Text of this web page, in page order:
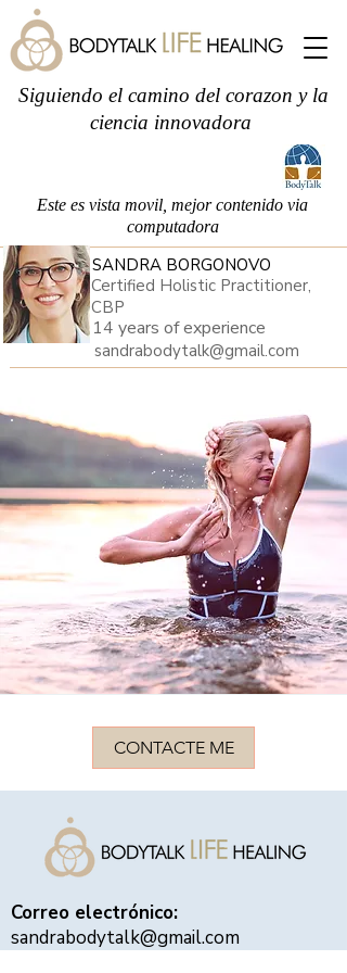
Siguiendo el camino del corazon y la
ciencia innovadora
Este es vista movil, mejor contenido via
computadora
SANDRA BORGONOVO
Certified Holistic Practitioner,
CBP
14 years of experience
sandrabodytalk@gmail.com
CONTACTE ME
Correo electrónico:
sandrabodytalk@gmail.com